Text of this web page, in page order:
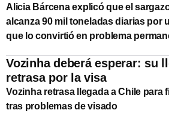
Alicia Bárcena explicó que el
alcanza 90 mil toneladas diarias por
que lo convirtió en problema
Vozinha deberá esperar: su
retrasa por la visa
Vozinha retrasa llegada a Chile para
tras problemas de visado